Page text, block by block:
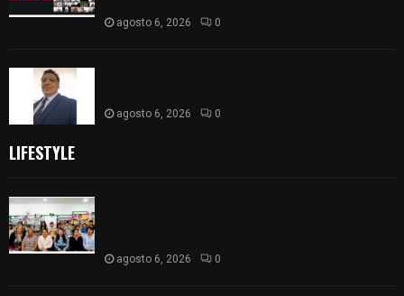
agosto 6, 2026 0
agosto 6, 2026 0
LIFESTYLE
agosto 6, 2026 0